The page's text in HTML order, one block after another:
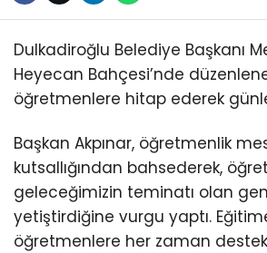
Dulkadiroğlu Belediye Başkanı
Heyecan Bahçesi’nde
öğretmenlere hitap ederek
Başkan Akpınar, öğretmenlik
kutsallığından bahsederek,
geleceğimizin teminatı olan
yetiştirdiğine vurgu yaptı.
öğretmenlere her zaman